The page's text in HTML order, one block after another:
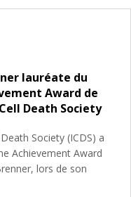
lauréate du
Award de
Death Society
Society (ICDS) a
Achievement Award
lors de son